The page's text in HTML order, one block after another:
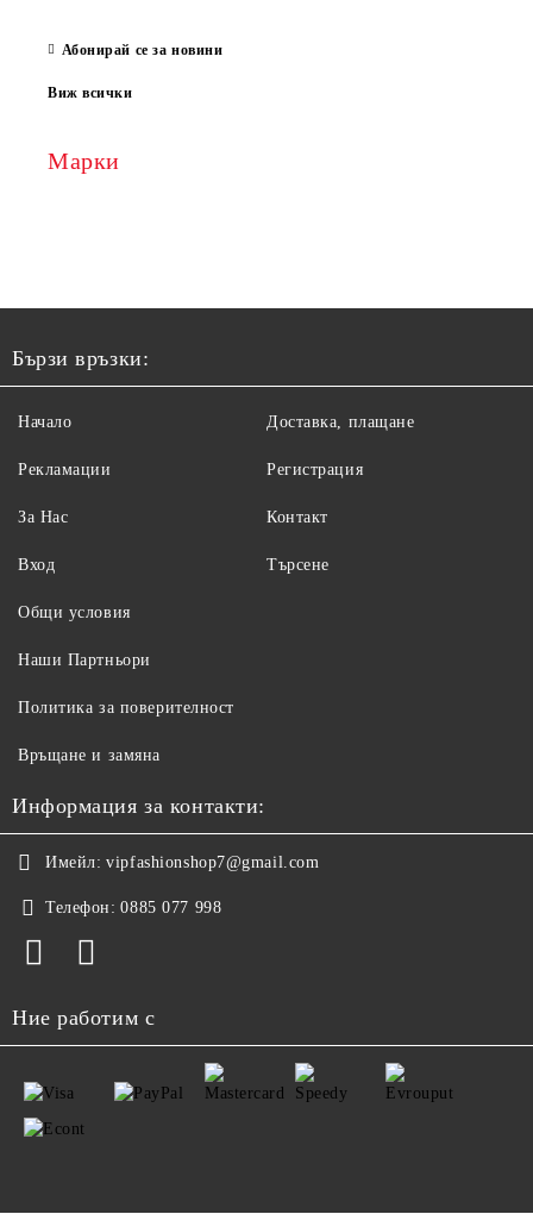
Абонирай се за новини
Виж всички
Марки
Бързи връзки:
Начало
Рекламации
За Нас
Вход
Доставка, плащане
Регистрация
Контакт
Търсене
Общи условия
Наши Партньори
Политика за поверителност
Връщане и замяна
Информация за контакти:
Имейл: vipfashionshop7@gmail.com
Телефон: 0885 077 998
Ние работим с